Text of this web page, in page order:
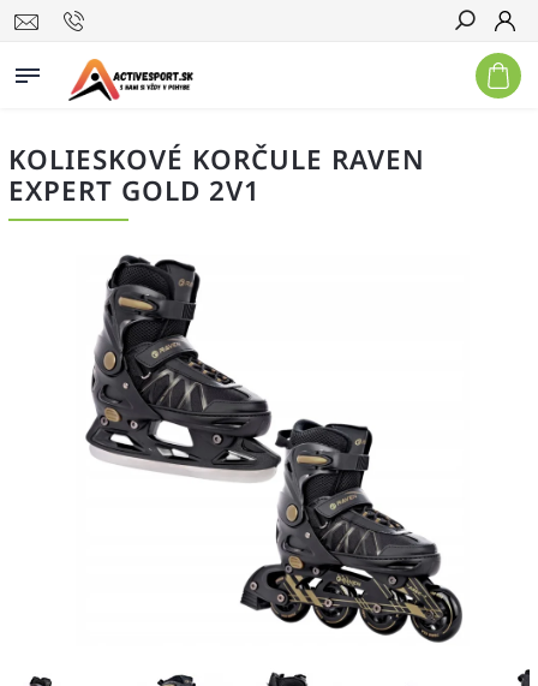
Hľadať
KOLIESKOVÉ KORČULE RAVEN
EXPERT GOLD 2V1